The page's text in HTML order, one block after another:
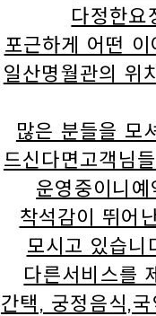
다정한요
포근하게 어떤
일산명월관의 위
많은 분들을 모
드신다면고객님
운영중이니
착석감이 뛰어
모시고 있습니
다른서비스를
간택, 궁정음식,